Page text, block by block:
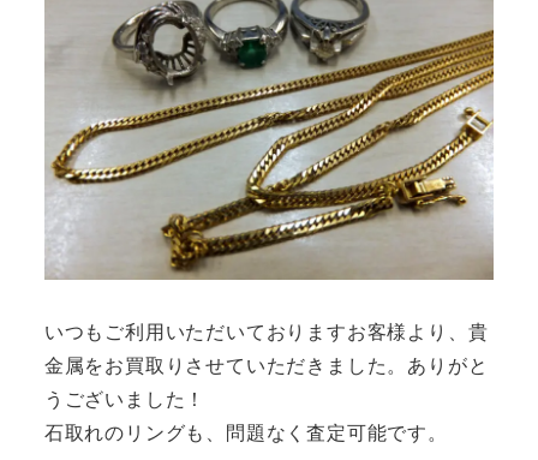
いつもご利用いただいておりますお客様より、貴
金属をお買取りさせていただきました。ありがと
うございました！
石取れのリングも、問題なく査定可能です。